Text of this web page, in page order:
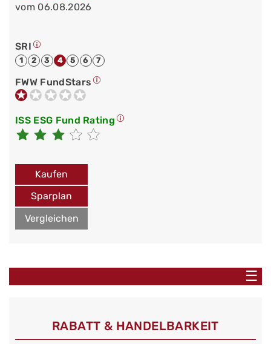
vom 06.08.2026
SRI
1 2 3 4 5 6 7
FWW FundStars
ISS ESG Fund Rating
Kaufen
Sparplan
Vergleichen
☰
RABATT & HANDELBARKEIT